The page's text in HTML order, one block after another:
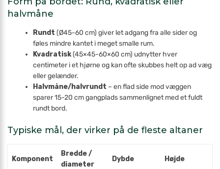
halvmåne
Rundt (Ø45-60 cm) giver let adgang fra alle sider og
føles mindre kantet i meget smalle rum.
Kvadratisk(45×45-60×60 cm) udnytter hver
centimeter i et hjørne og kan ofte skubbes helt op ad væg
eller gelænder.
Halvmåne/halvrundt – en flad side mod væggen
sparer 15-20 cm gangplads sammenlignet med et fuldt
rundt bord.
Typiske mål, der virker på de fleste altaner
Komponent
Bredde /
diameter
Dybde Højde